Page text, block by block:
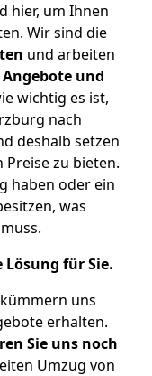
hier, um Ihnen
Wir sind die
und arbeiten
und
wichtig es ist,
nach
deshalb setzen
zu bieten.
haben oder ein
was
für Sie.
uns
erhalten.
Sie uns noch
Umzug von